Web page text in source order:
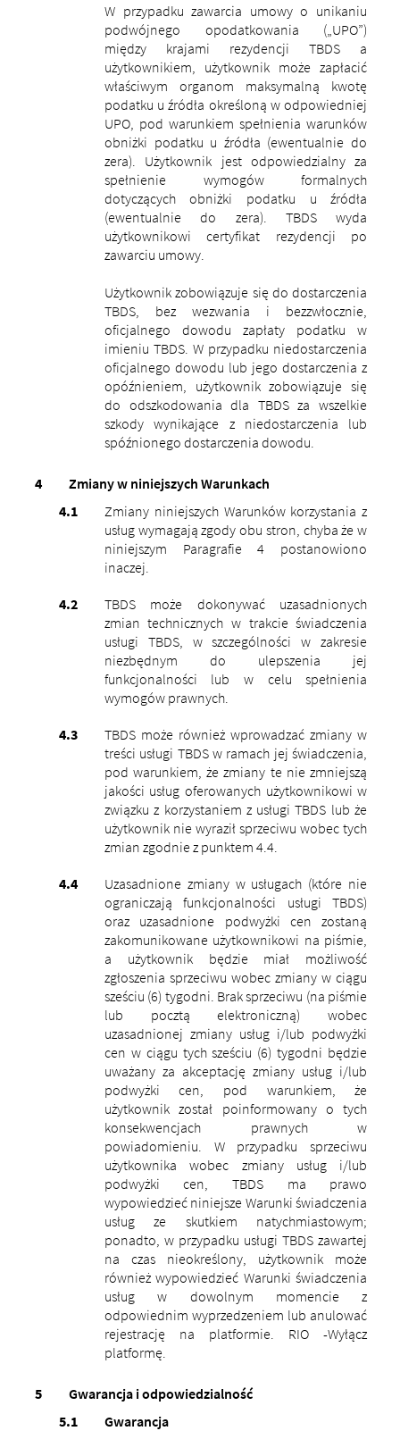
W przypadku zawarcia umowy o unikaniu
podwójnego opodatkowania („UPO”)
między krajami rezydencji TBDS a
użytkownikiem, użytkownik może zapłacić
właściwym organom maksymalną kwotę
podatku u źródła określoną w odpowiedniej
UPO, pod warunkiem spełnienia warunków
obniżki podatku u źródła (ewentualnie do
zera). Użytkownik jest odpowiedzialny za
spełnienie wymogów formalnych
dotyczących obniżki podatku u źródła
(ewentualnie do zera). TBDS wyda
użytkownikowi certyfikat rezydencji po
zawarciu umowy.
Użytkownik zobowiązuje się do dostarczenia
TBDS, bez wezwania i bezzwłocznie,
oficjalnego dowodu zapłaty podatku w
imieniu TBDS. W przypadku niedostarczenia
oficjalnego dowodu lub jego dostarczenia z
opóźnieniem, użytkownik zobowiązuje się
do odszkodowania dla TBDS za wszelkie
szkody wynikające z niedostarczenia lub
spóźnionego dostarczenia dowodu.
Zmiany w niniejszych Warunkach
Zmiany niniejszych Warunków korzystania z
usług wymagają zgody obu stron, chyba że w
niniejszym Paragrafie 4 postanowiono
inaczej.
TBDS może dokonywać uzasadnionych
zmian technicznych w trakcie świadczenia
usługi TBDS, w szczególności w zakresie
niezbędnym do ulepszenia jej
funkcjonalności lub w celu spełnienia
wymogów prawnych.
TBDS może również wprowadzać zmiany w
treści usługi TBDS w ramach jej świadczenia,
pod warunkiem, że zmiany te nie zmniejszą
jakości usług oferowanych użytkownikowi w
związku z korzystaniem z usługi TBDS lub że
użytkownik nie wyraził sprzeciwu wobec tych
zmian zgodnie z punktem 4.4.
Uzasadnione zmiany w usługach (które nie
ograniczają funkcjonalności usługi TBDS)
oraz uzasadnione podwyżki cen zostaną
zakomunikowane użytkownikowi na piśmie,
a użytkownik będzie miał możliwość
zgłoszenia sprzeciwu wobec zmiany w ciągu
sześciu (6) tygodni. Brak sprzeciwu (na piśmie
lub pocztą elektroniczną) wobec
uzasadnionej zmiany usług i/lub podwyżki
cen w ciągu tych sześciu (6) tygodni będzie
uważany za akceptację zmiany usług i/lub
podwyżki cen, pod warunkiem, że
użytkownik został poinformowany o tych
konsekwencjach prawnych w
powiadomieniu. W przypadku sprzeciwu
użytkownika wobec zmiany usług i/lub
podwyżki cen, TBDS ma prawo
wypowiedzieć niniejsze Warunki świadczenia
usług ze skutkiem natychmiastowym;
ponadto, w przypadku usługi TBDS zawartej
na czas nieokreślony, użytkownik może
również wypowiedzieć Warunki świadczenia
usług w dowolnym momencie z
odpowiednim wyprzedzeniem lub anulować
rejestrację na platformie. RIO -Wyłącz
platformę.
Gwarancja i odpowiedzialność
Gwarancja